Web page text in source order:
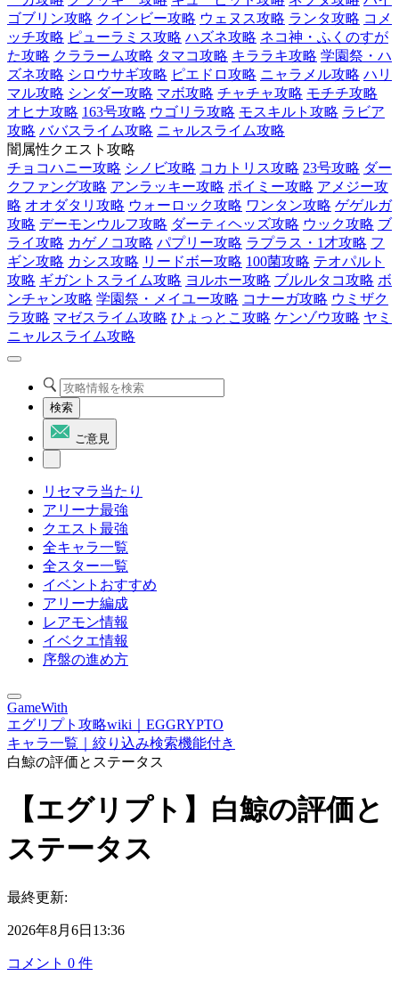
ゴブリン攻略 クインビー攻略 ウェヌス攻略 ランタ攻略 コメ
ッチ攻略 ピューラミス攻略 ハズネ攻略 ネコ神・ふくのすが
た攻略 クララーム攻略 タマコ攻略 キララキ攻略 学園祭・ハ
ズネ攻略 シロウサギ攻略 ピエドロ攻略 ニャラメル攻略 ハリ
マル攻略 シンダー攻略 マボ攻略 チャチャ攻略 モチチ攻略
オヒナ攻略 163号攻略 ウゴリラ攻略 モスキルト攻略 ラビア
攻略 ババスライム攻略 ニャルスライム攻略
闇属性クエスト攻略
チョコハニー攻略 シノビ攻略 コカトリス攻略 23号攻略 ダー
クファング攻略 アンラッキー攻略 ポイミー攻略 アメジー攻
略 オオダタリ攻略 ウォーロック攻略 ワンタン攻略 ゲゲルガ
攻略 デーモンウルフ攻略 ダーティヘッズ攻略 ウック攻略 ブ
ライ攻略 カゲノコ攻略 パプリー攻略 ラプラス・1才攻略 フ
ギン攻略 カシス攻略 リードボー攻略 100菌攻略 テオパルト
攻略 ギガントスライム攻略 ヨルホー攻略 ブルルタコ攻略 ボ
ンチャン攻略 学園祭・メイユー攻略 コナーガ攻略 ウミザク
ラ攻略 マゼスライム攻略 ひょっとこ攻略 ケンゾウ攻略 ヤミ
ニャルスライム攻略
検索
ご意見
リセマラ当たり
アリーナ最強
クエスト最強
全キャラ一覧
全スター一覧
イベントおすすめ
アリーナ編成
レアモン情報
イベクエ情報
序盤の進め方
GameWith
エグリプト攻略wiki｜EGGRYPTO
キャラ一覧｜絞り込み検索機能付き
白鯨の評価とステータス
【エグリプト】白鯨の評価と
ステータス
最終更新:
2026年8月6日13:36
コメント 0 件